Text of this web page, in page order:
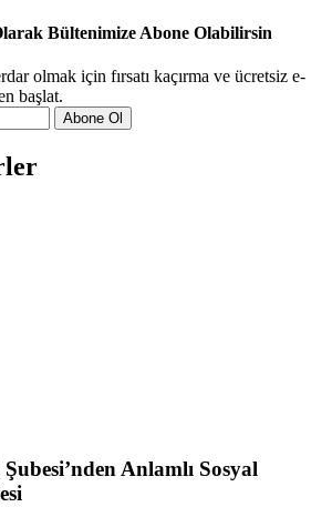
Bültenimize Abone Olabilirsin
olmak için fırsatı kaçırma ve ücretsiz e-
başlat.
Abone Ol
Anlamlı Sosyal